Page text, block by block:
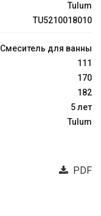
Tulum
TU5210018010
Смеситель для ванны
111
170
182
5 лет
Tulum
PDF